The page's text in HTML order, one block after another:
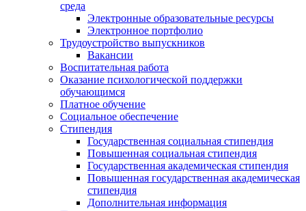
среда
Электронные образовательные ресурсы
Электронное портфолио
Трудоустройство выпускников
Вакансии
Воспитательная работа
Оказание психологической поддержки
обучающимся
Платное обучение
Социальное обеспечение
Стипендия
Государственная социальная стипендия
Повышенная социальная стипендия
Государственная академическая стипендия
Повышенная государственная академическая
стипендия
Дополнительная информация